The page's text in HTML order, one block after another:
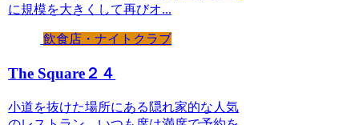
に規模を大きくして再びオ...
飲食店・ナイトクラブ
The Square２４
小道を抜けた場所にある隠れ家的な人気